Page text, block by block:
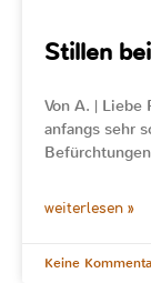
Stillen
Von A. | Liebe
anfangs sehr
weiterlesen »
Keine